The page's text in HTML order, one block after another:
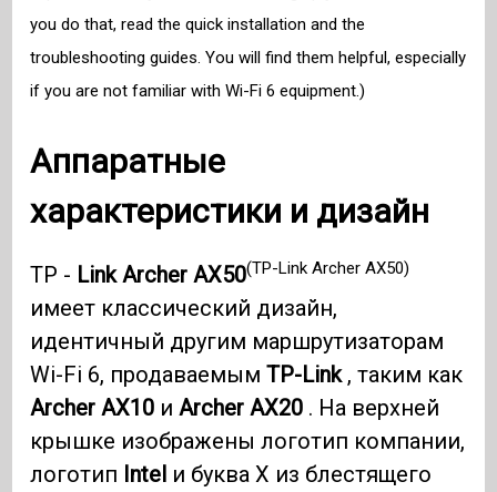
you do that, read the quick installation and the
troubleshooting guides. You will find them helpful, especially
if you are not familiar with Wi-Fi 6 equipment.)
Аппаратные
характеристики и дизайн
TP - Link Archer AX50(TP-Link Archer AX50)
имеет классический дизайн,
идентичный другим маршрутизаторам
Wi-Fi 6, продаваемымTP-Link, таким как
Archer AX10 иArcher AX20 . На верхней
крышке изображены логотип компании,
логотип Intel и буква X из блестящего